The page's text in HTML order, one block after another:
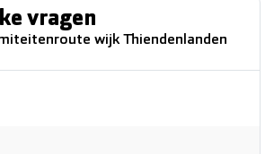
vragen
wijk Thiendenlanden